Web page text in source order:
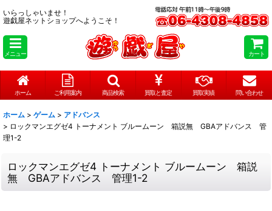
いらっしゃいませ！
遊戯屋ネットショップへようこそ！
メニュー カート
ホーム ご利用案内 商品検索 買取と査定 買取実績 問い合わせ
ホーム > ゲーム > アドバンス
> ロックマンエグゼ4 トーナメント ブルームーン 箱説無 GBAアドバンス 管
理1-2
ロックマンエグゼ4 トーナメント ブルームーン 箱説
無 GBAアドバンス 管理1-2